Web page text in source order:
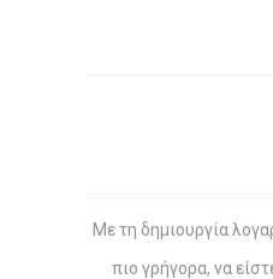
Με τη δημιουργία
πιο γρήγορα, να